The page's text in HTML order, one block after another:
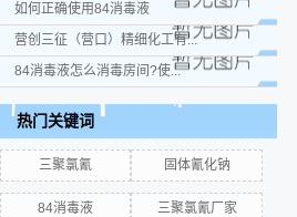
如何正确使用84消毒液
营创三征（营口）精细化工有...
84消毒液怎么消毒房间?使...
热门关键词
三聚氯氰 固体氰化钠
84消毒液 三聚氯氰厂家